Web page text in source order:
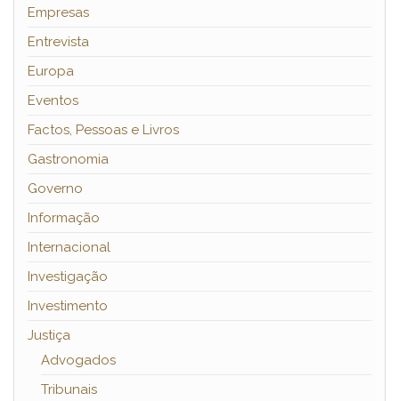
Empresas
Entrevista
Europa
Eventos
Factos, Pessoas e Livros
Gastronomia
Governo
Informação
Internacional
Investigação
Investimento
Justiça
Advogados
Tribunais